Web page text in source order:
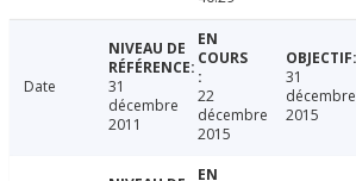
Date
31
décembre
2011
22
décembre
2015
31
décembre
2015